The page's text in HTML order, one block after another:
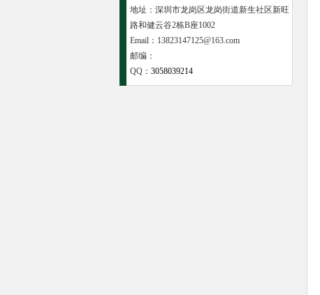
地址：深圳市龙岗区龙岗街道新生社区新旺
路和健云谷2栋B座1002
Email：13823147125@163.com
邮编：
QQ： 3058039214